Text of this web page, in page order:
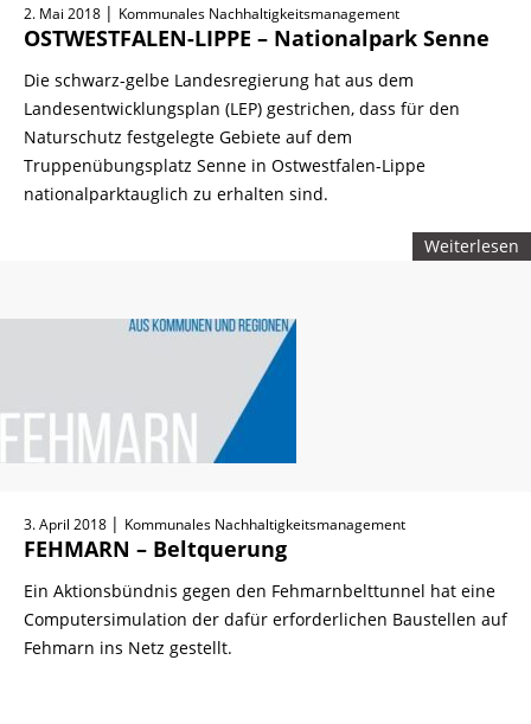
2. Mai 2018 | Kommunales Nachhaltigkeitsmanagement
OSTWESTFALEN-LIPPE – Nationalpark Senne
Die schwarz-gelbe Landesregierung hat aus dem
Landesentwicklungsplan (LEP) gestrichen, dass für den
Naturschutz festgelegte Gebiete auf dem
Truppenübungsplatz Senne in Ostwestfalen-Lippe
nationalparktauglich zu erhalten sind.
Weiterlesen
3. April 2018 | Kommunales Nachhaltigkeitsmanagement
FEHMARN – Beltquerung
Ein Aktionsbündnis gegen den Fehmarnbelttunnel hat eine
Computersimulation der dafür erforderlichen Baustellen auf
Fehmarn ins Netz gestellt.